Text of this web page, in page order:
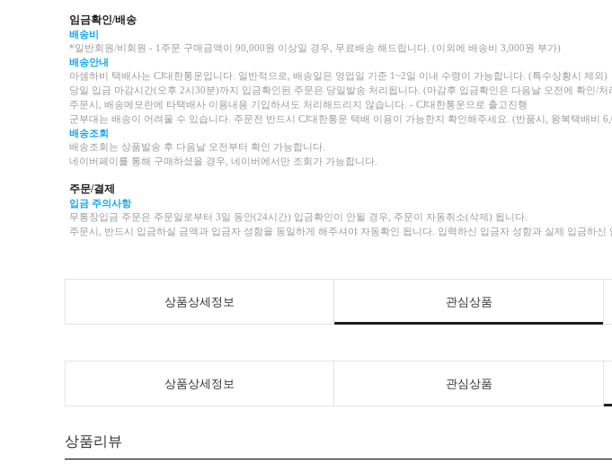
임금확인/배송
배송비
*일반회원/비회원 - 1주문 구매금액이 90,000원 이상일 경우, 무료배송 해드립니다. (이외에 배송비 3,000원 부가)
배송안내
아셈하비 택배사는 CJ대한통운입니다. 일반적으로, 배송일은 영업일 기준 1~2일 이내 수령이 가능합니다. (특수상황시 제외)
당일 입금 마감시간(오후 2시30분)까지 입금확인된 주문은 당일발송 처리됩니다. (마감후 입금확인은 다음날 오전에 확인/처
주문시, 배송메모란에 타택배사 이용내용 기입하셔도 처리해드리지 않습니다. - CJ대한통운으로 출고진행
군부대는 배송이 어려울 수 있습니다. 주문전 반드시 CJ대한통운 택배 이용이 가능한지 확인해주세요. (반품시, 왕복택배비
배송조회
배송조회는 상품발송 후 다음날 오전부터 확인 가능합니다.
네이버페이를 통해 구매하셨을 경우, 네이버에서만 조회가 가능합니다.
주문/결제
입금 주의사항
무통장입금 주문은 주문일로부터 3일 동안(24시간) 입금확인이 안될 경우, 주문이 자동취소(삭제) 됩니다.
주문시, 반드시 입금하실 금액과 입금자 성함을 동일하게 해주셔야 자동확인 됩니다. 입력하신 입금자 성함과 실제 입금하
상품상세정보 관심상품
상품상세정보 관심상품
상품리뷰